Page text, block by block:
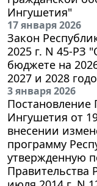
Ингушетия"
17 января 2026
Закон
2025 г. N 45-РЗ
бюджете на
2027 и 2028
3 января 2026
Постановление
Ингушетия от
внесении
программу
утвержденную
Правительства